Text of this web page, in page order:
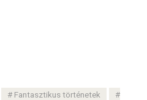
Fantasztikus történetek